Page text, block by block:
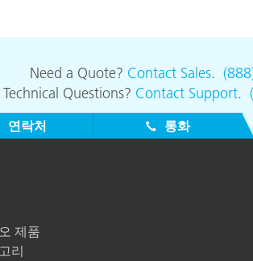
Need a Quote? Contact Sales.
Technical Questions? Contact Support.
연락처 통화
제품
리